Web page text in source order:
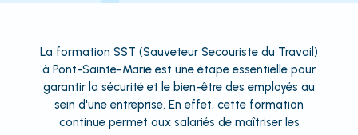
La formation SST (Sauveteur Secouriste du Travail)
à Pont-Sainte-Marie est une étape essentielle pour
garantir la sécurité et le bien-être des employés au
sein d'une entreprise. En effet, cette formation
continue permet aux salariés de maîtriser les